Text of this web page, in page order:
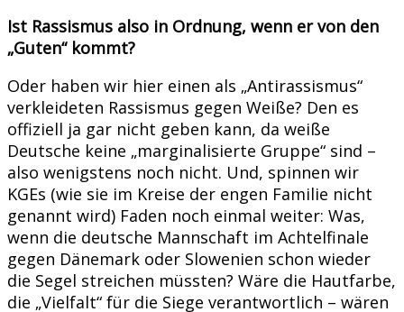
Ist Rassismus also in Ordnung, wenn er von den
„Guten“ kommt?
Oder haben wir hier einen als „Antirassismus“
verkleideten Rassismus gegen Weiße? Den es
offiziell ja gar nicht geben kann, da weiße
Deutsche keine „marginalisierte Gruppe“ sind –
also wenigstens noch nicht. Und, spinnen wir
KGEs (wie sie im Kreise der engen Familie nicht
genannt wird) Faden noch einmal weiter: Was,
wenn die deutsche Mannschaft im Achtelfinale
gegen Dänemark oder Slowenien schon wieder
die Segel streichen müssten? Wäre die Hautfarbe,
die „Vielfalt“ für die Siege verantwortlich – wären